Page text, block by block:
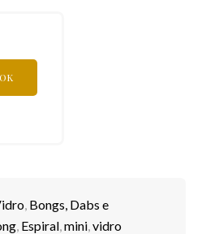
OK
, Bongs, Dabs e
, Espiral,mini,vidro